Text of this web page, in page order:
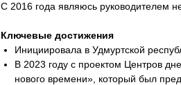
С 2016 года являюсь руководителем
Ключевые достижения
Инициировала в Удмуртской
В 2023 году с проектом Центров
нового времени», который был